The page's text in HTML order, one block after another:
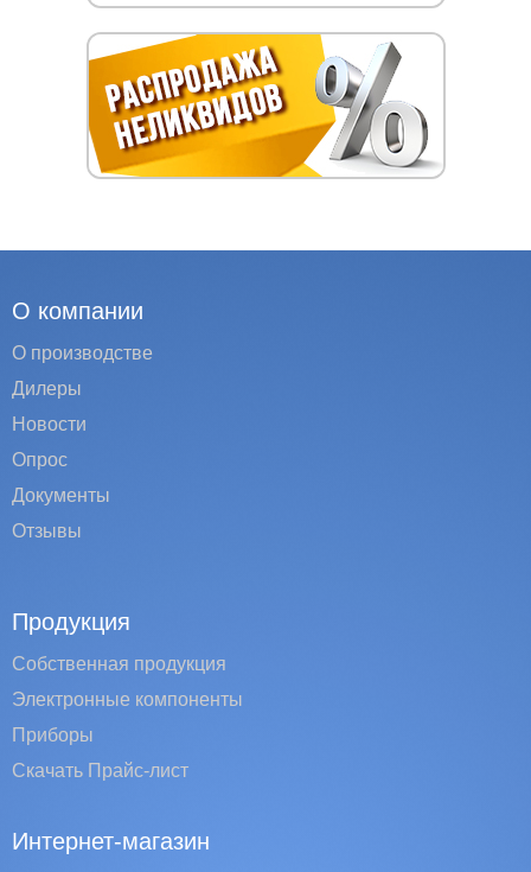
О компании
О производстве
Дилеры
Новости
Опрос
Документы
Отзывы
Продукция
Собственная продукция
Электронные компоненты
Приборы
Скачать Прайс-лист
Интернет-магазин